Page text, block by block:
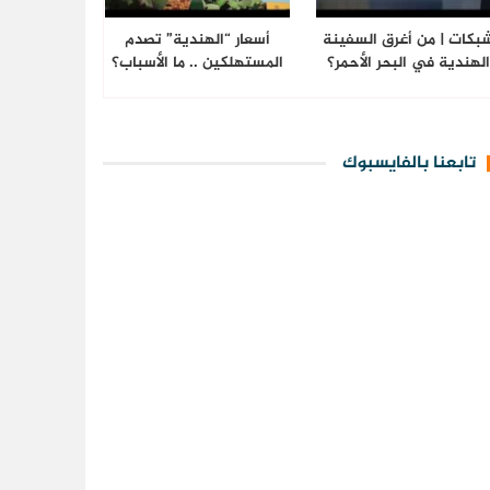
| من أغرق السفينة
الهندية في البحر الأحمر؟
أسعار “الهندية” تصدم
المستهلكين .. ما الأسباب؟
تابعنا بالفايسبوك